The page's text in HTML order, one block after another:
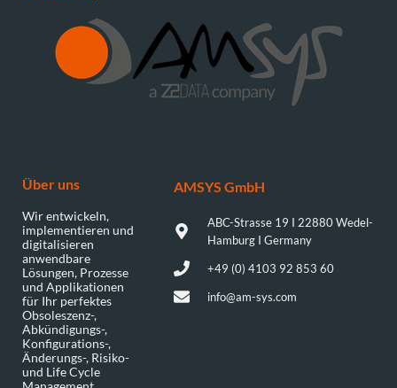
Über uns
Wir entwickeln,
implementieren und
digitalisieren
anwendbare
Lösungen, Prozesse
und Applikationen
für Ihr perfektes
Obsoleszenz-,
Abkündigungs-,
Konfigurations-,
Änderungs-, Risiko-
und Life Cycle
AMSYS GmbH​
ABC-Strasse 19 I 22880 Wedel-
Hamburg I Germany
+49 (0) 4103 92 853 60
info@am-sys.com